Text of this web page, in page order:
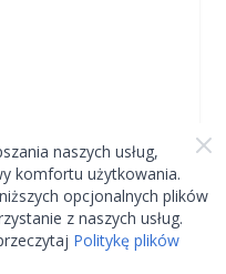
naszych usług,
komfortu użytkowania.
opcjonalnych plików
z naszych usług.
Politykę plików
Na zamówienie
(cena może ulec zmianie)